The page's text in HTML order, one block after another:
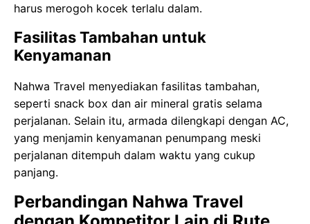
harus merogoh kocek terlalu dalam.
Fasilitas Tambahan untuk
Kenyamanan
Nahwa Travel menyediakan fasilitas tambahan,
seperti snack box dan air mineral gratis selama
perjalanan. Selain itu, armada dilengkapi dengan AC,
yang menjamin kenyamanan penumpang meski
perjalanan ditempuh dalam waktu yang cukup
panjang.
Perbandingan Nahwa Travel